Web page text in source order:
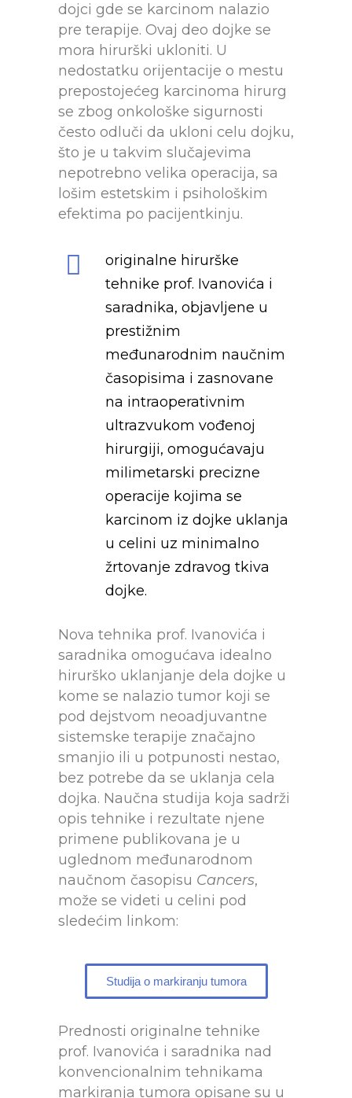
dojci gde se karcinom nalazio
pre terapije. Ovaj deo dojke se
mora hirurški ukloniti. U
nedostatku orijentacije o mestu
prepostojećeg karcinoma hirurg
se zbog onkološke sigurnosti
često odluči da ukloni celu dojku,
što je u takvim slučajevima
nepotrebno velika operacija, sa
lošim estetskim i psihološkim
efektima po pacijentkinju.
originalne hirurške
tehnike prof. Ivanovića i
saradnika, objavljene u
prestižnim
međunarodnim naučnim
časopisima i zasnovane
na intraoperativnim
ultrazvukom vođenoj
hirurgiji, omogućavaju
milimetarski precizne
operacije kojima se
karcinom iz dojke uklanja
u celini uz minimalno
žrtovanje zdravog tkiva
dojke.
Nova tehnika prof. Ivanovića i
saradnika omogućava idealno
hirurško uklanjanje dela dojke u
kome se nalazio tumor koji se
pod dejstvom neoadjuvantne
sistemske terapije značajno
smanjio ili u potpunosti nestao,
bez potrebe da se uklanja cela
dojka. Naučna studija koja sadrži
opis tehnike i rezultate njene
primene publikovana je u
uglednom međunarodnom
naučnom časopisu Cancers,
može se videti u celini pod
sledećim linkom:
Studija o markiranju tumora
Prednosti originalne tehnike
prof. Ivanovića i saradnika nad
konvencionalnim tehnikama
markiranja tumora opisane su u